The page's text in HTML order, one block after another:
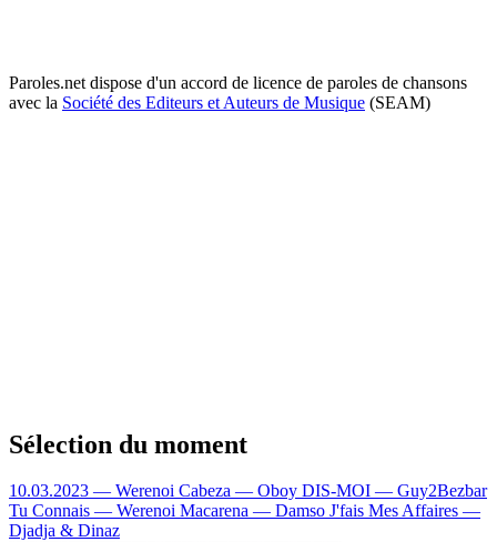
Paroles.net dispose d'un accord de licence de paroles de chansons
avec la Société des Editeurs et Auteurs de Musique (SEAM)
Sélection du moment
10.03.2023 — Werenoi Cabeza — Oboy DIS-MOI — Guy2Bezbar
Tu Connais — Werenoi Macarena — Damso J'fais Mes Affaires —
Djadja & Dinaz